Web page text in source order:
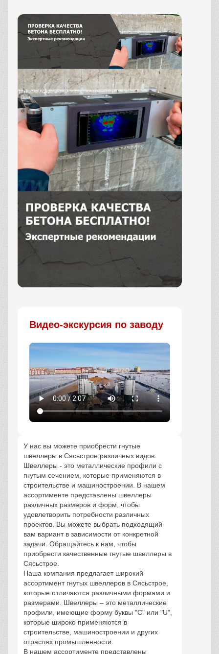
Видео-экскурсия по заводу
У нас вы можете приобрести гнутые
швеллеры в Сясьстрое различных видов.
Швеллеры - это металлические профили с
гнутым сечением, которые применяются в
строительстве и машиностроении. В нашем
ассортименте представлены швеллеры
различных размеров и форм, чтобы
удовлетворить потребности различных
проектов. Вы можете выбрать подходящий
вам вариант в зависимости от конкретной
задачи. Обращайтесь к нам, чтобы
приобрести качественные гнутые швеллеры в
Сясьстрое.
Наша компания предлагает широкий
ассортимент гнутых швеллеров в Сясьстрое,
которые отличаются различными формами и
размерами. Швеллеры – это металлические
профили, имеющие форму буквы "С" или "U",
которые широко применяются в
строительстве, машиностроении и других
отраслях промышленности.
В нашем ассортименте представлены